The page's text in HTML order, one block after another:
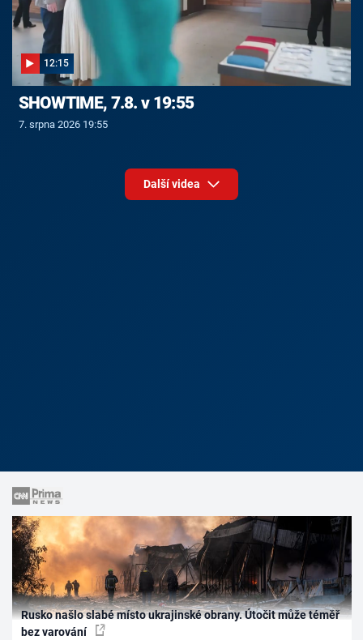
12:15
SHOWTIME, 7.8. v 19:55
7. srpna 2026 19:55
Další videa
Rusko našlo slabé místo ukrajinské obrany. Útočit může téměř
bez varování